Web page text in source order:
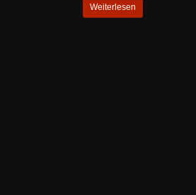
Weiterlesen